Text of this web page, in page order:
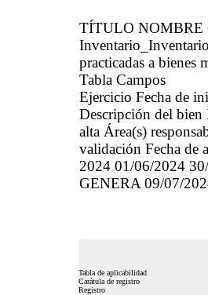
TÍTULO NOMBRE
practicadas a bienes
Tabla Campos
Ejercicio Fecha de
Descripción del bien
alta Área(s)
validación Fecha de
2024 01/06/2024
GENERA 09/07/
Tabla de aplicabilidad
Carátula de registro
Registro